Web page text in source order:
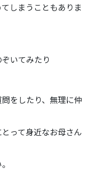
しまうこともありま
いてみたり
をしたり、無理に仲
って身近なお母さん